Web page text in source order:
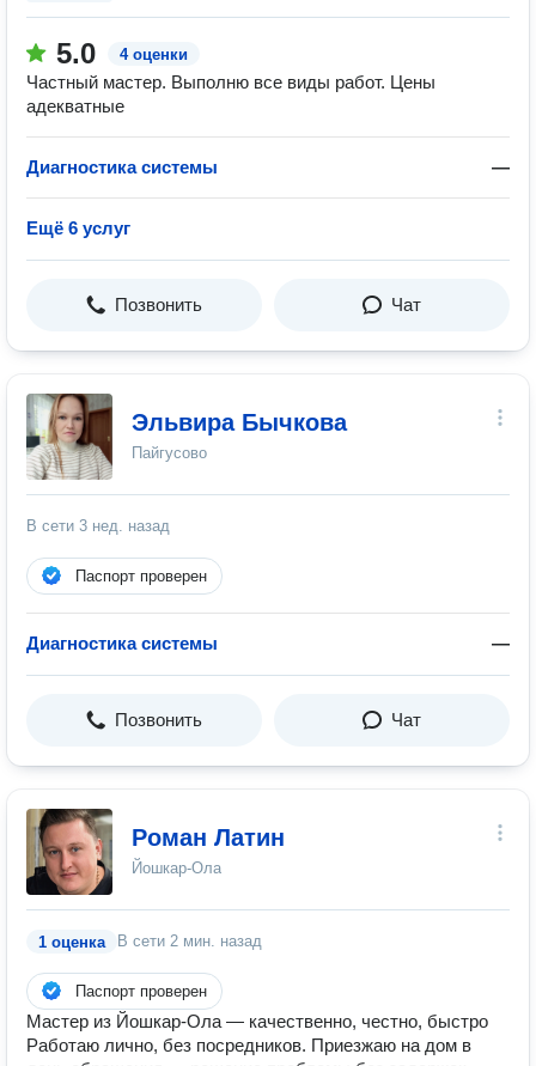
5.0 4 оценки
Частный мастер. Выполню все виды работ. Цены
адекватные
Диагностика системы —
Ещё 6 услуг
Позвонить Чат
Эльвира Бычкова
Пайгусово
В сети 3 нед. назад
Паспорт проверен
Диагностика системы —
Позвонить Чат
Роман Латин
Йошкар-Ола
1 оценка В сети 2 мин. назад
Паспорт проверен
Мастер из Йошкар-Ола — качественно, честно, быстро
Работаю лично, без посредников. Приезжаю на дом в